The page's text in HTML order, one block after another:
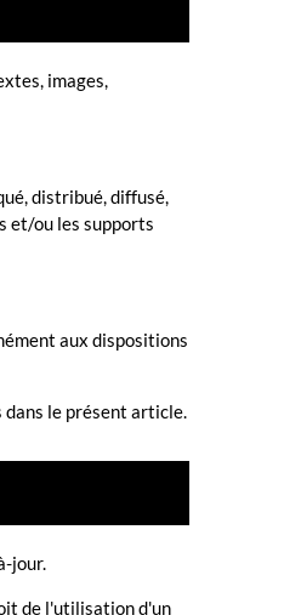
images,
distribué, diffusé,
et/ou les supports
aux dispositions
le présent article.
jour.
de l'utilisation d'un